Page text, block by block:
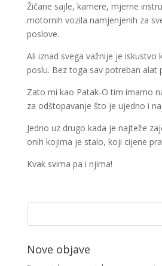
Žičane sajle, kamere, mjerne
motornih vozila namjenjenih za
poslove.
Ali iznad svega važnije je iskustvo
poslu. Bez toga sav potreban alat
Zato mi kao Patak-O tim imamo
za odštopavanje što je ujedno i
Jedno uz drugo kada je najteže
onih kojima je stalo, koji cijene
Kvak svima pa i njima!
Nove objave